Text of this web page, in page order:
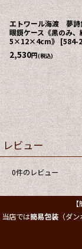
エトワール海渡 夢
眼鏡ケース《黒のみ、
5×12×4cm》 [584-
2,530円(税込)
レビュー
0件のレビュー
【
当店では簡易包装（ダン